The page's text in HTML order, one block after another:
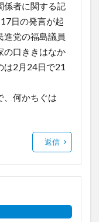
係者に関する記
日の発言が起
進党の福島議員
の口ききはなか
は2月24日で21
、何かちぐは
返信